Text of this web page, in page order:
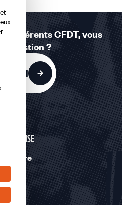
- Adhérents CFDT, vous
question ?
par ici
DÉFENSE
suivre